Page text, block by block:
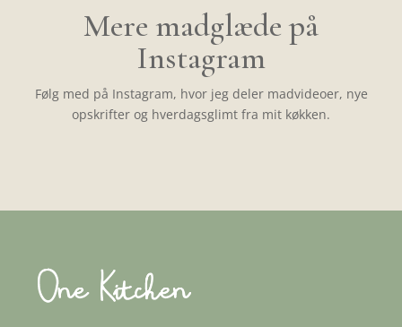
Mere madglæde på
Instagram
Følg med på Instagram, hvor jeg deler madvideoer, nye
opskrifter og hverdagsglimt fra mit køkken.